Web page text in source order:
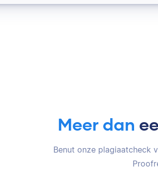
Meer dan
Benut onze plagiaatcheck